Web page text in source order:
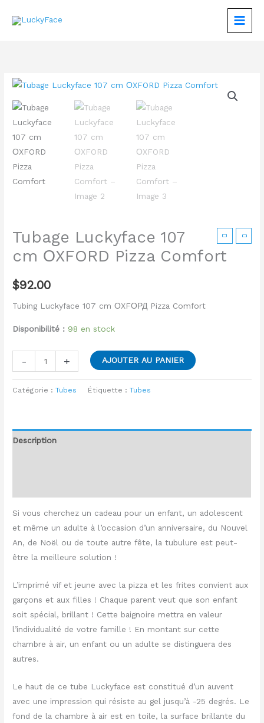
Tubage Luckyface 107
cm ОXFORD Pizza Comfort
$92.00
Tubing Luckyface 107 cm ОXFОРД Pizza Comfort
Disponibilité : 98 en stock
-
quantité
de
Tubage
Luckyface
107
cm
ОXFORD
Pizza
+ AJOUTER AU PANIER
Catégorie :Tubes Étiquette :Tubes
Description
Si vous cherchez un cadeau pour un enfant, un adolescent
et même un adulte à l’occasion d’un anniversaire, du Nouvel
An, de Noël ou de toute autre fête, la tubulure est peut-
être la meilleure solution !
L’imprimé vif et jeune avec la pizza et les frites convient aux
garçons et aux filles ! Chaque parent veut que son enfant
soit spécial, brillant ! Cette baignoire mettra en valeur
l’individualité de votre famille ! En montant sur cette
chambre à air, un enfant ou un adulte se distinguera des
autres.
Le haut de ce tube Luckyface est constitué d’un auvent
avec une impression qui résiste au gel jusqu’à -25 degrés. Le
fond de la chambre à air est en toile, la surface brillante du